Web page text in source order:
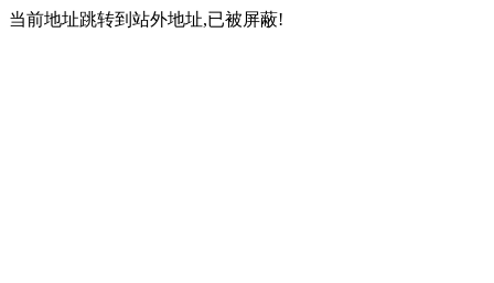
当前地址跳转到站外地址,已被屏蔽!